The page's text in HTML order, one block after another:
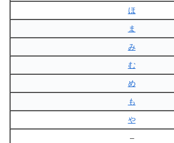
ほ
ま
み
む
め
も
や
–